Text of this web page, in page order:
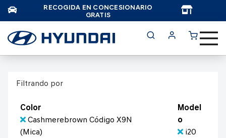
RECOGIDA EN CONCESIONARIO
GRATIS
Filtrando por
Color
Cashmerebrown Código X9N
(Mica)
Model
o
i20